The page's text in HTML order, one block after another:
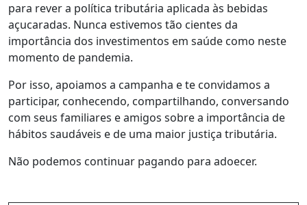
para rever a política tributária aplicada às bebidas
açucaradas. Nunca estivemos tão cientes da
importância dos investimentos em saúde como neste
momento de pandemia.
Por isso, apoiamos a campanha e te convidamos a
participar, conhecendo, compartilhando, conversando
com seus familiares e amigos sobre a importância de
hábitos saudáveis e de uma maior justiça tributária.
Não podemos continuar pagando para adoecer.